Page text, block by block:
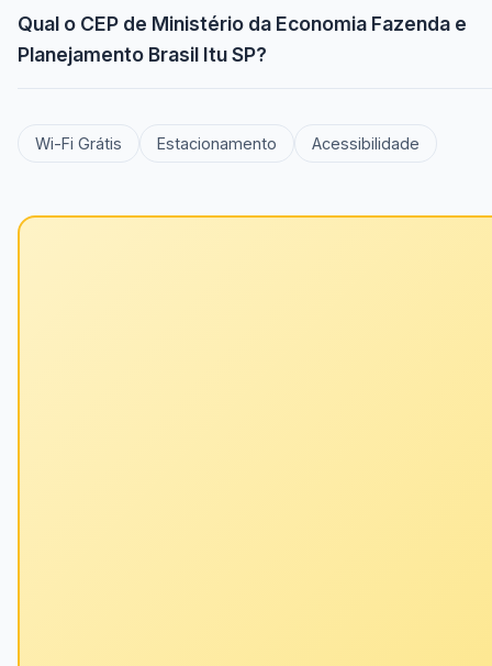
Qual o CEP de Ministério da Economia Fazenda e
Planejamento Brasil Itu SP?
Wi-Fi Grátis Estacionamento Acessibilidade